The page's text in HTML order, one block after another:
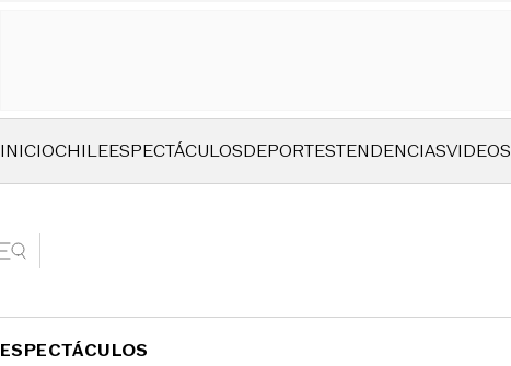
INICIOCHILEESPECTÁCULOSDEPORTESTENDENCIASVIDEOS
ESPECTÁCULOS